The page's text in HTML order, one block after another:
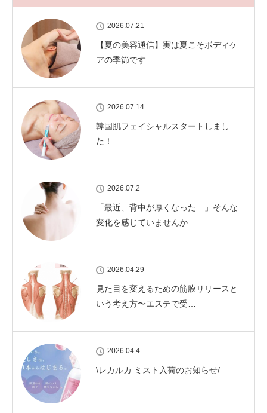
2026.07.21
【夏の美容通信】実は夏こそボディケ
アの季節です
2026.07.14
韓国肌フェイシャルスタートしまし
た！
2026.07.2
「最近、背中が厚くなった…」そんな
変化を感じていませんか…
2026.04.29
見た目を変えるための筋膜リリースと
いう考え方〜エステで受…
2026.04.4
\レカルカ ミスト入荷のお知らせ/